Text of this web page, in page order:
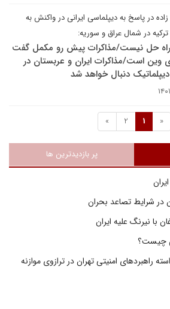
در پاسخ به دیپلماسی ایرانی در واکنش به
در شمال عراق و سوریه:
حل نیست/مذاکرات پیش رو مکمل گفت
وین است/مذاکرات ایران و عربستان در
دنبال خواهد شد
«
1
2
»
پر بازدیدترین ها
در شرایط تصاعد بحران
با نیرنگ علیه ایران
چیست؟
راهبردهای امنیتی تهران در ترازوی موازنه